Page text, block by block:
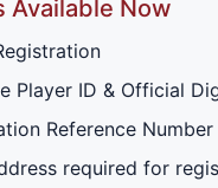
Available Now
Player ID & Official
Reference Number
required for
पंजीकरण
/